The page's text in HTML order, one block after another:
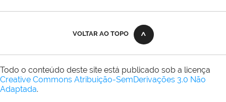
VOLTAR AO TOPO
Todo o conteúdo deste site está publicado sob a licença
Creative Commons Atribuição-SemDerivações 3.0 Não
Adaptada.